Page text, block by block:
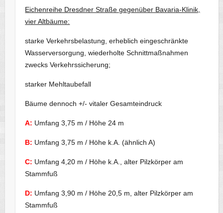
Eichenreihe Dresdner Straße gegenüber Bavaria-Klinik,
vier Altbäume:
starke Verkehrsbelastung, erheblich eingeschränkte
Wasserversorgung, wiederholte Schnittmaßnahmen
zwecks Verkehrssicherung;
starker Mehltaubefall
Bäume dennoch +/- vitaler Gesamteindruck
A: Umfang 3,75 m / Höhe 24 m
B: Umfang 3,75 m / Höhe k.A. (ähnlich A)
C: Umfang 4,20 m / Höhe k.A., alter Pilzkörper am
Stammfuß
D: Umfang 3,90 m / Höhe 20,5 m, alter Pilzkörper am
Stammfuß